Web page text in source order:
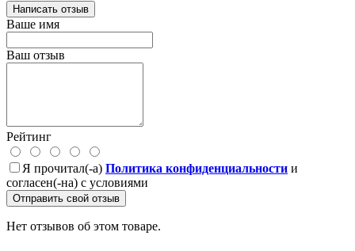
Написать отзыв
Ваше имя
Ваш отзыв
Рейтинг
Я прочитал(-а) Политика конфиденциальности и
согласен(-на) с условиями
Отправить свой отзыв
Нет отзывов об этом товаре.